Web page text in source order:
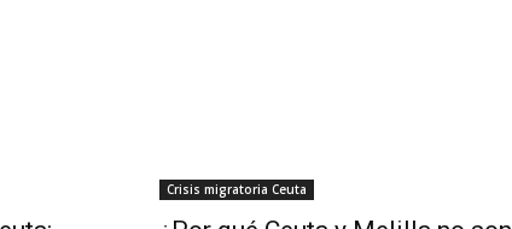
Crisis migratoria Ceuta